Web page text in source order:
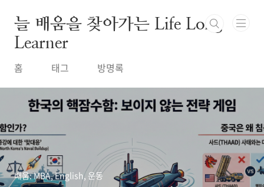
늘 배움을 찾아가는 Life Long
Learner
홈 태그 방명록
배움: MBA, English, 운동